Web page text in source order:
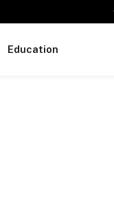
Education